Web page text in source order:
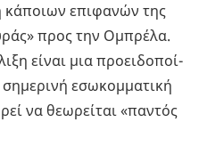
κά­ποιων επι­φα­νών της
προς την Ομπρέ­λα.
είναι μια προει­δο­ποί­
εσω­κομ­μα­τι­κή
να θε­ω­ρεί­ται «πα­ντός